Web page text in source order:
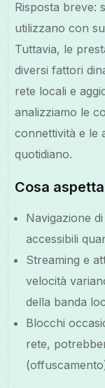
Risposta breve:
utilizzano con
Tuttavia, le
diversi fattori
rete locali e
analizziamo le
connettività e le
quotidiano.
Cosa
Navigazione
accessibili
Streaming e
velocità
della banda
Blocchi
rete,